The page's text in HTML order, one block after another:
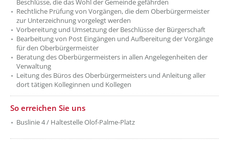
Beschlüsse, die das Wohl der Gemeinde gefährden
Rechtliche Prüfung von Vorgängen, die dem Oberbürgermeister
zur Unterzeichnung vorgelegt werden
Vorbereitung und Umsetzung der Beschlüsse der Bürgerschaft
Bearbeitung von Post Eingängen und Aufbereitung der Vorgänge
für den Oberbürgermeister
Beratung des Oberbürgermeisters in allen Angelegenheiten der
Verwaltung
Leitung des Büros des Oberbürgermeisters und Anleitung aller
dort tätigen Kolleginnen und Kollegen
So erreichen Sie uns
Buslinie 4 / Haltestelle Olof-Palme-Platz